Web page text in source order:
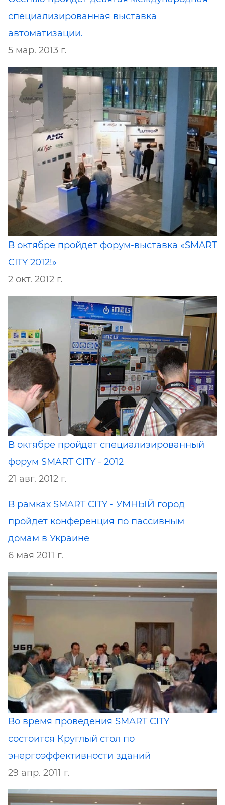
специализированная выставка
автоматизации.
5 мар. 2013 г.
В октябре пройдет форум-выставка «SMART
CITY 2012!»
2 окт. 2012 г.
В октябре пройдет специализированный
форум SMART CITY - 2012
21 авг. 2012 г.
В рамках SMART CITY - УМНЫЙ город
пройдет конференция по пассивным
домам в Украине
6 мая 2011 г.
Во время проведения SMART CITY
состоится Круглый стол по
энергоэффективности зданий
29 апр. 2011 г.